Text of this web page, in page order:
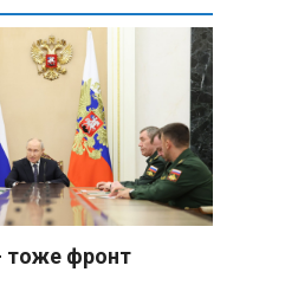
батьку» и
дома в
деревнях
Лукашенко назвал
торговли
и
«просрочкой и
Путин обсудил с
тоже фронт